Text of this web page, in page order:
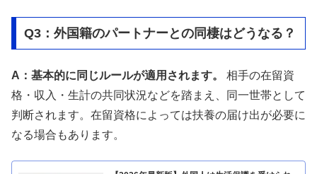
Q3：外国籍のパートナーとの同棲はどうなる？
A：基本的に同じルールが適用されます。
相手の在留資
格・収入・生計の共同状況などを踏まえ、同一世帯として
判断されます。在留資格によっては扶養の届け出が必要に
なる場合もあります。